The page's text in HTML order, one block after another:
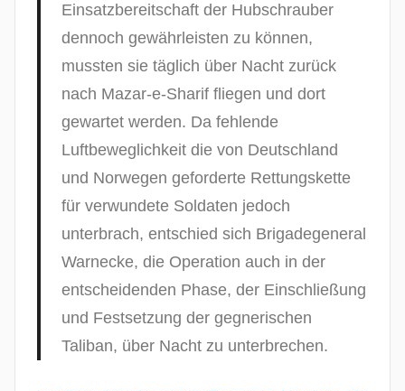
Einsatzbereitschaft der Hubschrauber
dennoch gewährleisten zu können,
mussten sie täglich über Nacht zurück
nach Mazar-e-Sharif fliegen und dort
gewartet werden. Da fehlende
Luftbeweglichkeit die von Deutschland
und Norwegen geforderte Rettungskette
für verwundete Soldaten jedoch
unterbrach, entschied sich Brigadegeneral
Warnecke, die Operation auch in der
entscheidenden Phase, der Einschließung
und Festsetzung der gegnerischen
Taliban, über Nacht zu unterbrechen.